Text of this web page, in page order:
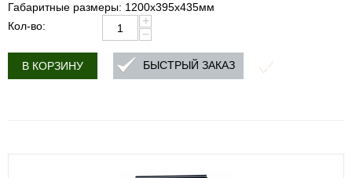
Габаритные размеры: 1200x395x435мм
Кол-во:
+
−
В КОРЗИНУ БЫСТРЫЙ ЗАКАЗ